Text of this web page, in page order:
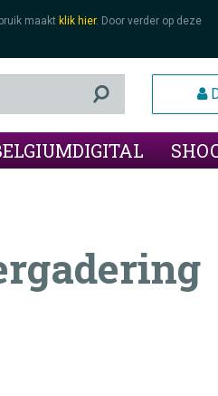
maakt klik hier. Door verder op deze